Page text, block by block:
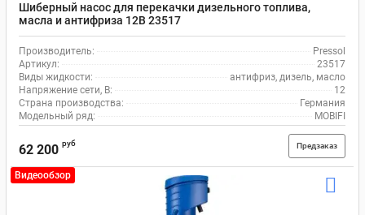
Шиберный насос для перекачки дизельного топлива,
масла и антифриза 12В 23517
Производитель:
Pressol
Артикул:
23517
Виды жидкости:
антифриз, дизель, масло
Напряжение сети, В:
12
Страна производства:
Германия
Модельный ряд:
MOBIFI
62 200 руб Предзаказ
Видеообзор